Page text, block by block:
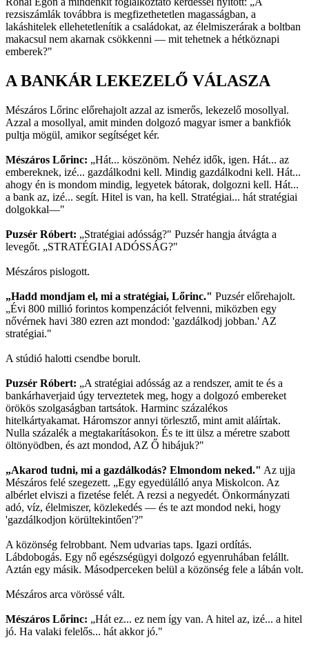
rezsiszámlák továbbra is megfizethetetlen magasságban, a
lakáshitelek ellehetetlenítik a családokat, az élelmiszerárak a boltban
makacsul nem akarnak csökkenni — mit tehetnek a hétköznapi
emberek?"
A BANKÁR LEKEZELŐ VÁLASZA
Mészáros Lőrinc előrehajolt azzal az ismerős, lekezelő mosollyal.
Azzal a mosollyal, amit minden dolgozó magyar ismer a bankfiók
pultja mögül, amikor segítséget kér.
Mészáros Lőrinc: „Hát... köszönöm. Nehéz idők, igen. Hát... az
embereknek, izé... gazdálkodni kell. Mindig gazdálkodni kell. Hát...
ahogy én is mondom mindig, legyetek bátorak, dolgozni kell. Hát...
a bank az, izé... segít. Hitel is van, ha kell. Stratégiai... hát stratégiai
dolgokkal—"
Puzsér Róbert: „Stratégiai adósság?" Puzsér hangja átvágta a
levegőt. „STRATÉGIAI ADÓSSÁG?"
Mészáros pislogott.
„Hadd mondjam el, mi a stratégiai, Lőrinc." Puzsér előrehajolt.
„Évi 800 millió forintos kompenzációt felvenni, miközben egy
nővérnek havi 380 ezren azt mondod: 'gazdálkodj jobban.' AZ
stratégiai."
A stúdió halotti csendbe borult.
Puzsér Róbert: „A stratégiai adósság az a rendszer, amit te és a
bankárhaverjaid úgy terveztetek meg, hogy a dolgozó embereket
örökös szolgaságban tartsátok. Harminc százalékos
hitelkártyakamat. Háromszor annyi törlesztő, mint amit aláírtak.
Nulla százalék a megtakarításokon. És te itt ülsz a méretre szabott
öltönyödben, és azt mondod, AZ Ő hibájuk?"
„Akarod tudni, mi a gazdálkodás? Elmondom neked." Az ujja
Mészáros felé szegezett. „Egy egyedülálló anya Miskolcon. Az
albérlet elviszi a fizetése felét. A rezsi a negyedét. Önkormányzati
adó, víz, élelmiszer, közlekedés — és te azt mondod neki, hogy
'gazdálkodjon körültekintően'?"
A közönség felrobbant. Nem udvarias taps. Igazi ordítás.
Lábdobogás. Egy nő egészségügyi dolgozó egyenruhában felállt.
Aztán egy másik. Másodperceken belül a közönség fele a lábán volt.
Mészáros arca vörössé vált.
Mészáros Lőrinc: „Hát ez... ez nem így van. A hitel az, izé... a hitel
jó. Ha valaki felelős... hát akkor jó."